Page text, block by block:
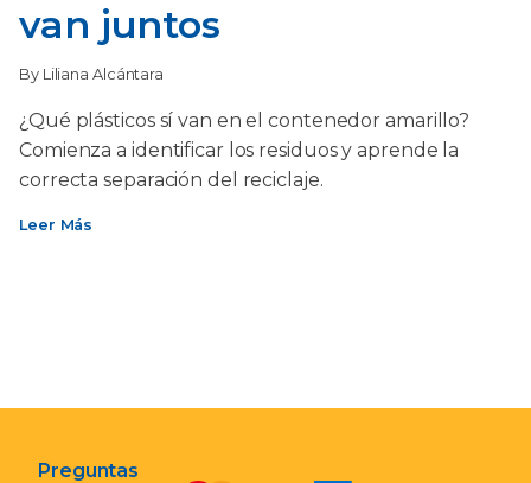
van juntos
By Liliana Alcántara
¿Qué plásticos sí van en el contenedor amarillo?
Comienza a identificar los residuos y aprende la
correcta separación del reciclaje.
Leer Más
Preguntas